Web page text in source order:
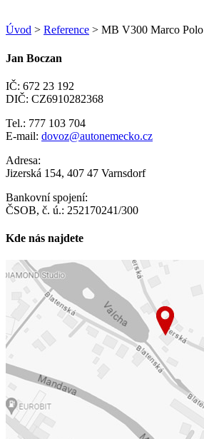
Úvod > Reference > MB V300 Marco Polo
Jan Boczan
IČ: 672 23 192
DIČ: CZ6910282368
Tel.: 777 103 704
E-mail: dovoz@autonemecko.cz
Adresa:
Jizerská 154, 407 47 Varnsdorf
Bankovní spojení:
ČSOB, č. ú.: 252170241/300
Kde nás najdete